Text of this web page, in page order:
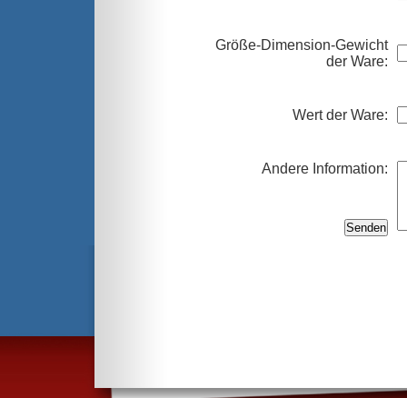
Größe-Dimension-Gewicht
der Ware:
Wert der Ware:
Andere Information: